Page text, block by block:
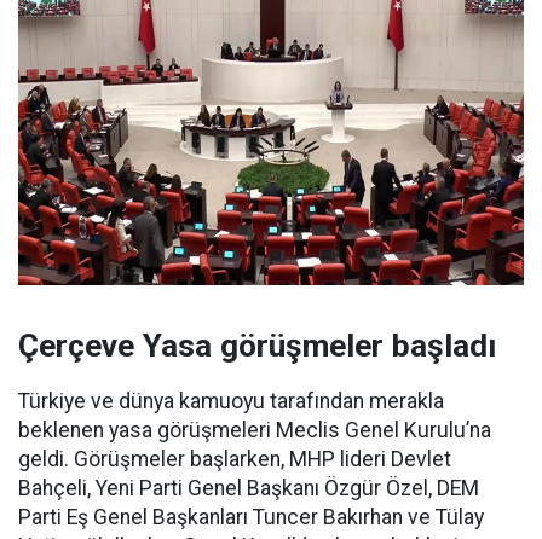
Çerçeve Yasa görüşmeler başladı
Türkiye ve dünya kamuoyu tarafından merakla
beklenen yasa görüşmeleri Meclis Genel Kurulu’na
geldi. Görüşmeler başlarken, MHP lideri Devlet
Bahçeli, Yeni Parti Genel Başkanı Özgür Özel, DEM
Parti Eş Genel Başkanları Tuncer Bakırhan ve Tülay